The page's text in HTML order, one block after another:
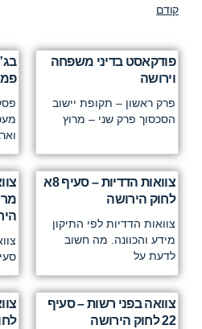
קודם
פודקאסט בדיני משפחה
וירושה
פרק ראשון – תקופת יישוב
הסכסוך פרק שני – מרוץ
צוואות הדדיות – סעיף 8א
לחוק הירושה
צוואות הדדיות לפי התיקון
מידע והכוונה. מה חשוב
לדעת על
סעיף 23
צוואה בפני רשות – סעיף
22 לחוק הירושה